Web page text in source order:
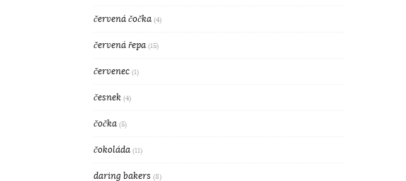
červená čočka (4)
červená řepa (15)
červenec (1)
česnek (4)
čočka (5)
čokoláda (11)
daring bakers (8)